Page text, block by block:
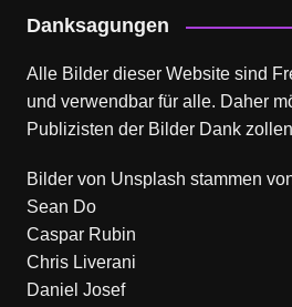
Danksagungen
Alle Bilder dieser Website sind
und verwendbar für alle. Daher
Publizisten der Bilder Dank
Bilder von Unsplash stammen
Sean Do
Caspar Rubin
Chris Liverani
Daniel Josef